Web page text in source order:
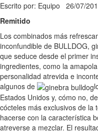
Escrito por: Equipo 26/07/
Remitido
Los combinados más
inconfundible de BULLDOG,
que seduce desde el primer
ingredientes, como la
personalidad atrevida e
algunos de
Estados Unidos y, cómo no,
cócteles más exclusivos de la
hacerse con la característica
atreverse a mezclar. El